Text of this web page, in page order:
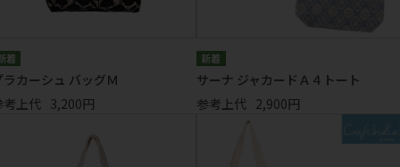
ラカーシュ バッグＭ
考上代 3,200円
サーナ ジャカードＡ４トート
参考上代 2,900円